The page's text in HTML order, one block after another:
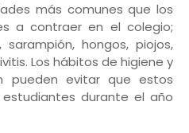
más comunes que los
a contraer en el colegio;
hongos, piojos,
Los hábitos de higiene y
pueden evitar que estos
durante el año